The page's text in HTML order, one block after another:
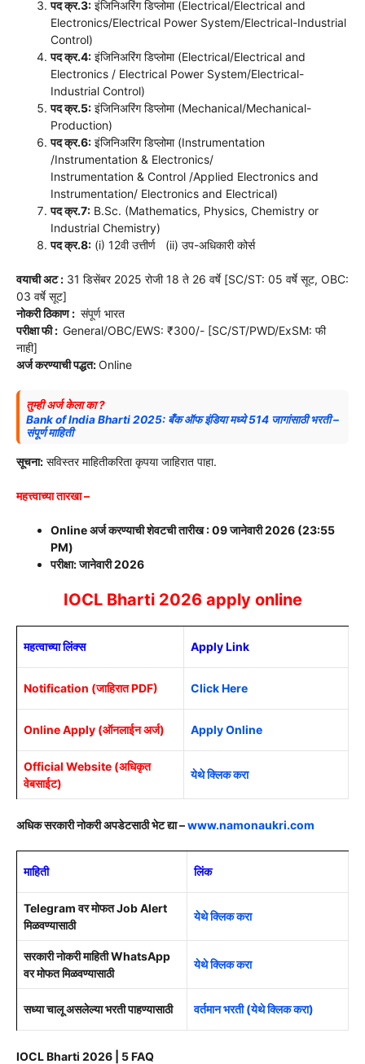
पद क्र.3: इंजिनिअरिंग डिप्लोमा (Electrical/Electrical and
Electronics/Electrical Power System/Electrical-Industrial
Control)
पद क्र.4: इंजिनिअरिंग डिप्लोमा (Electrical/Electrical and
Electronics / Electrical Power System/Electrical-
Industrial Control)
पद क्र.5: इंजिनिअरिंग डिप्लोमा (Mechanical/Mechanical-
Production)
पद क्र.6: इंजिनिअरिंग डिप्लोमा (Instrumentation
/Instrumentation & Electronics/
Instrumentation & Control /Applied Electronics and
Instrumentation/ Electronics and Electrical)
पद क्र.7: B.Sc. (Mathematics, Physics, Chemistry or
Industrial Chemistry)
पद क्र.8: (i) 12वी उत्तीर्ण (ii) उप-अधिकारी कोर्स
वयाची अट : 31 डिसेंबर 2025 रोजी 18 ते 26 वर्षे [SC/ST: 05 वर्षे सूट, OBC:
03 वर्षे सूट]
नोकरी ठिकाण : संपूर्ण भारत
परीक्षा फी : General/OBC/EWS: ₹300/- [SC/ST/PWD/ExSM: फी
नाही]
अर्ज करण्याची पद्धत:Online
तुम्ही अर्ज केला का ?
Bank of India Bharti 2025: बँक ऑफ इंडिया मध्ये 514 जागांसाठी भरती –
संपूर्ण माहिती
सूचना: सविस्तर माहितीकरिता कृपया जाहिरात पाहा.
महत्त्वाच्या तारखा –
Online अर्ज करण्याची शेवटची तारीख : 09 जानेवारी 2026 (23:55
PM)
परीक्षा: जानेवारी 2026
IOCL Bharti 2026 apply online
महत्वाच्या लिंक्स Apply Link
Notification (जाहिरात PDF) Click Here
Online Apply (ऑनलाईन अर्ज) Apply Online
Official Website (अधिकृत
वेबसाईट)
येथे क्लिक करा
अधिक सरकारी नोकरी अपडेटसाठी भेट द्या –www.namonaukri.com
माहिती लिंक
Telegram वर मोफत Job Alert
मिळवण्यासाठी
येथे क्लिक करा
सरकारी नोकरी माहिती WhatsApp
वर मोफत मिळवण्यासाठी
येथे क्लिक करा
सध्या चालू असलेल्या भरती पाहण्यासाठी वर्तमान भरती (येथे क्लिक करा)
IOCL Bharti 2026 | 5 FAQ